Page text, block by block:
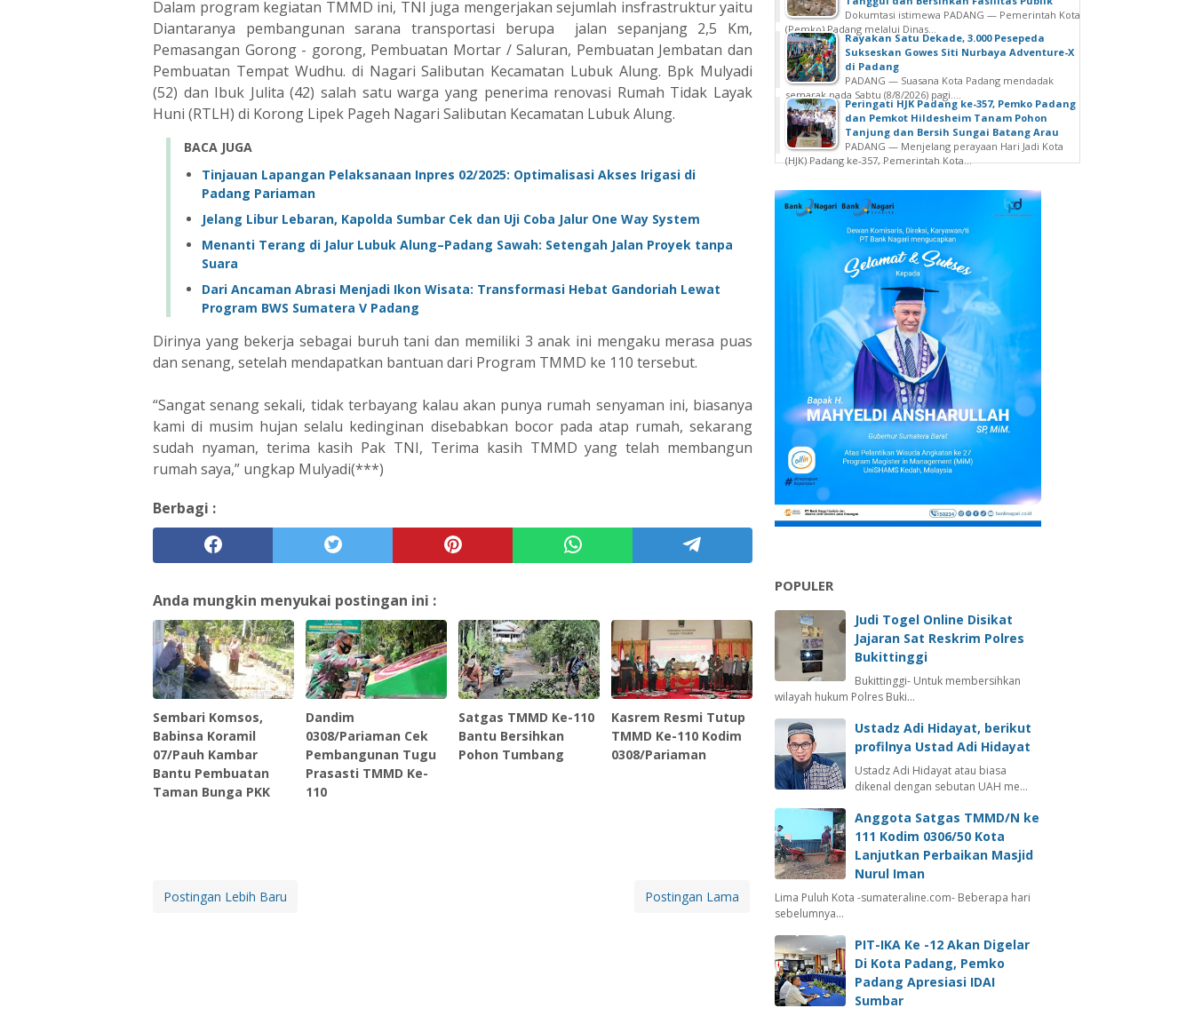
Dalam program kegiatan TMMD ini, TNI juga mengerjakan sejumlah insfrastruktur yaitu
Diantaranya pembangunan sarana transportasi berupa jalan sepanjang 2,5 Km,
Pemasangan Gorong - gorong, Pembuatan Mortar / Saluran, Pembuatan Jembatan dan
Pembuatan Tempat Wudhu. di Nagari Salibutan Kecamatan Lubuk Alung. Bpk Mulyadi
(52) dan Ibuk Julita (42) salah satu warga yang penerima renovasi Rumah Tidak Layak
Huni (RTLH) di Korong Lipek Pageh Nagari Salibutan Kecamatan Lubuk Alung.
BACA JUGA
Tinjauan Lapangan Pelaksanaan Inpres 02/2025: Optimalisasi Akses Irigasi di
Padang Pariaman ‎
Jelang Libur Lebaran, Kapolda Sumbar Cek dan Uji Coba Jalur One Way System
Menanti Terang di Jalur Lubuk Alung–Padang Sawah: Setengah Jalan Proyek tanpa
Suara ‎
‎Dari Ancaman Abrasi Menjadi Ikon Wisata: Transformasi Hebat Gandoriah Lewat
Program BWS Sumatera V Padang ‎ ‎
Dirinya yang bekerja sebagai buruh tani dan memiliki 3 anak ini mengaku merasa puas
dan senang, setelah mendapatkan bantuan dari Program TMMD ke 110 tersebut.
“Sangat senang sekali, tidak terbayang kalau akan punya rumah senyaman ini, biasanya
kami di musim hujan selalu kedinginan disebabkan bocor pada atap rumah, sekarang
sudah nyaman, terima kasih Pak TNI, Terima kasih TMMD yang telah membangun
rumah saya,” ungkap Mulyadi(***)
Berbagi :
Anda mungkin menyukai postingan ini :
Sembari Komsos,
Babinsa Koramil
07/Pauh Kambar
Bantu Pembuatan
Taman Bunga PKK
Dandim
0308/Pariaman Cek
Pembangunan Tugu
Prasasti TMMD Ke-
110
Satgas TMMD Ke-110
Bantu Bersihkan
Pohon Tumbang
Kasrem Resmi Tutup
TMMD Ke-110 Kodim
0308/Pariaman
Postingan Lebih Baru Postingan Lama
Dokumtasi istimewa PADANG — Pemerintah Kota
(Pemko) Padang melalui Dinas...
Rayakan Satu Dekade, 3.000 Pesepeda
Sukseskan Gowes Siti Nurbaya Adventure-X
di Padang
PADANG — Suasana Kota Padang mendadak
semarak pada Sabtu (8/8/2026) pagi....
Peringati HJK Padang ke-357, Pemko Padang
dan Pemkot Hildesheim Tanam Pohon
Tanjung dan Bersih Sungai Batang Arau
PADANG — Menjelang perayaan Hari Jadi Kota
(HJK) Padang ke-357, Pemerintah Kota...
POPULER
Judi Togel Online Disikat
Jajaran Sat Reskrim Polres
Bukittinggi
Bukittinggi- Untuk membersihkan
wilayah hukum Polres Buki…
Ustadz Adi Hidayat, berikut
profilnya Ustad Adi Hidayat
Ustadz Adi Hidayat atau biasa
dikenal dengan sebutan UAH me…
Anggota Satgas TMMD/N ke
111 Kodim 0306/50 Kota
Lanjutkan Perbaikan Masjid
Nurul Iman
Lima Puluh Kota -sumateraline.com- Beberapa hari
sebelumnya…
PIT-IKA Ke -12 Akan Digelar
Di Kota Padang, Pemko
Padang Apresiasi IDAI
Sumbar